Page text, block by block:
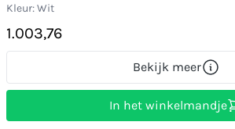
Kleur: Wit
1.003,76
Bekijk meer
In het winkelmandje